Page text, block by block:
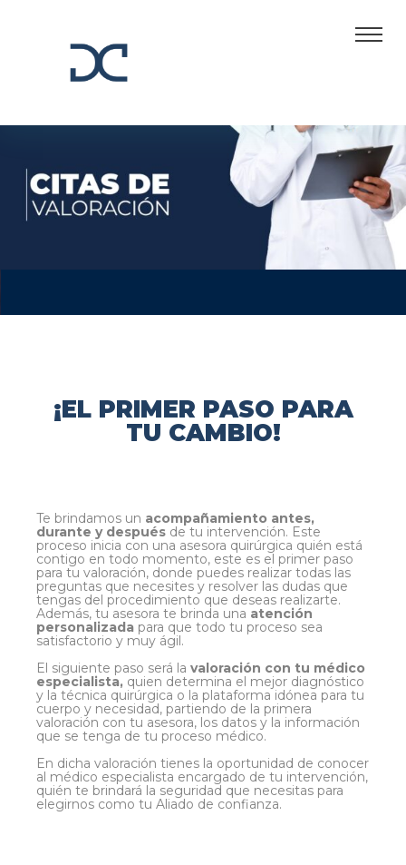
¡EL PRIMER PASO PARA
TU CAMBIO!
Te brindamos un acompañamiento antes,
durante y después de tu intervención. Este
proceso inicia con una asesora quirúrgica quién está
contigo en todo momento, este es el primer paso
para tu valoración, donde puedes realizar todas las
preguntas que necesites y resolver las dudas que
tengas del procedimiento que deseas realizarte.
Además, tu asesora te brinda una atención
personalizada para que todo tu proceso sea
satisfactorio y muy ágil.
El siguiente paso será la valoración con tu médico
especialista, quien determina el mejor diagnóstico
y la técnica quirúrgica o la plataforma idónea para tu
cuerpo y necesidad, partiendo de la primera
valoración con tu asesora, los datos y la información
que se tenga de tu proceso médico.
En dicha valoración tienes la oportunidad de conocer
al médico especialista encargado de tu intervención,
quién te brindará la seguridad que necesitas para
elegirnos como tu Aliado de confianza.